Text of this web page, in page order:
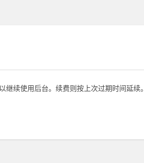
继续使用后台。续费则按上次过期时间延续。